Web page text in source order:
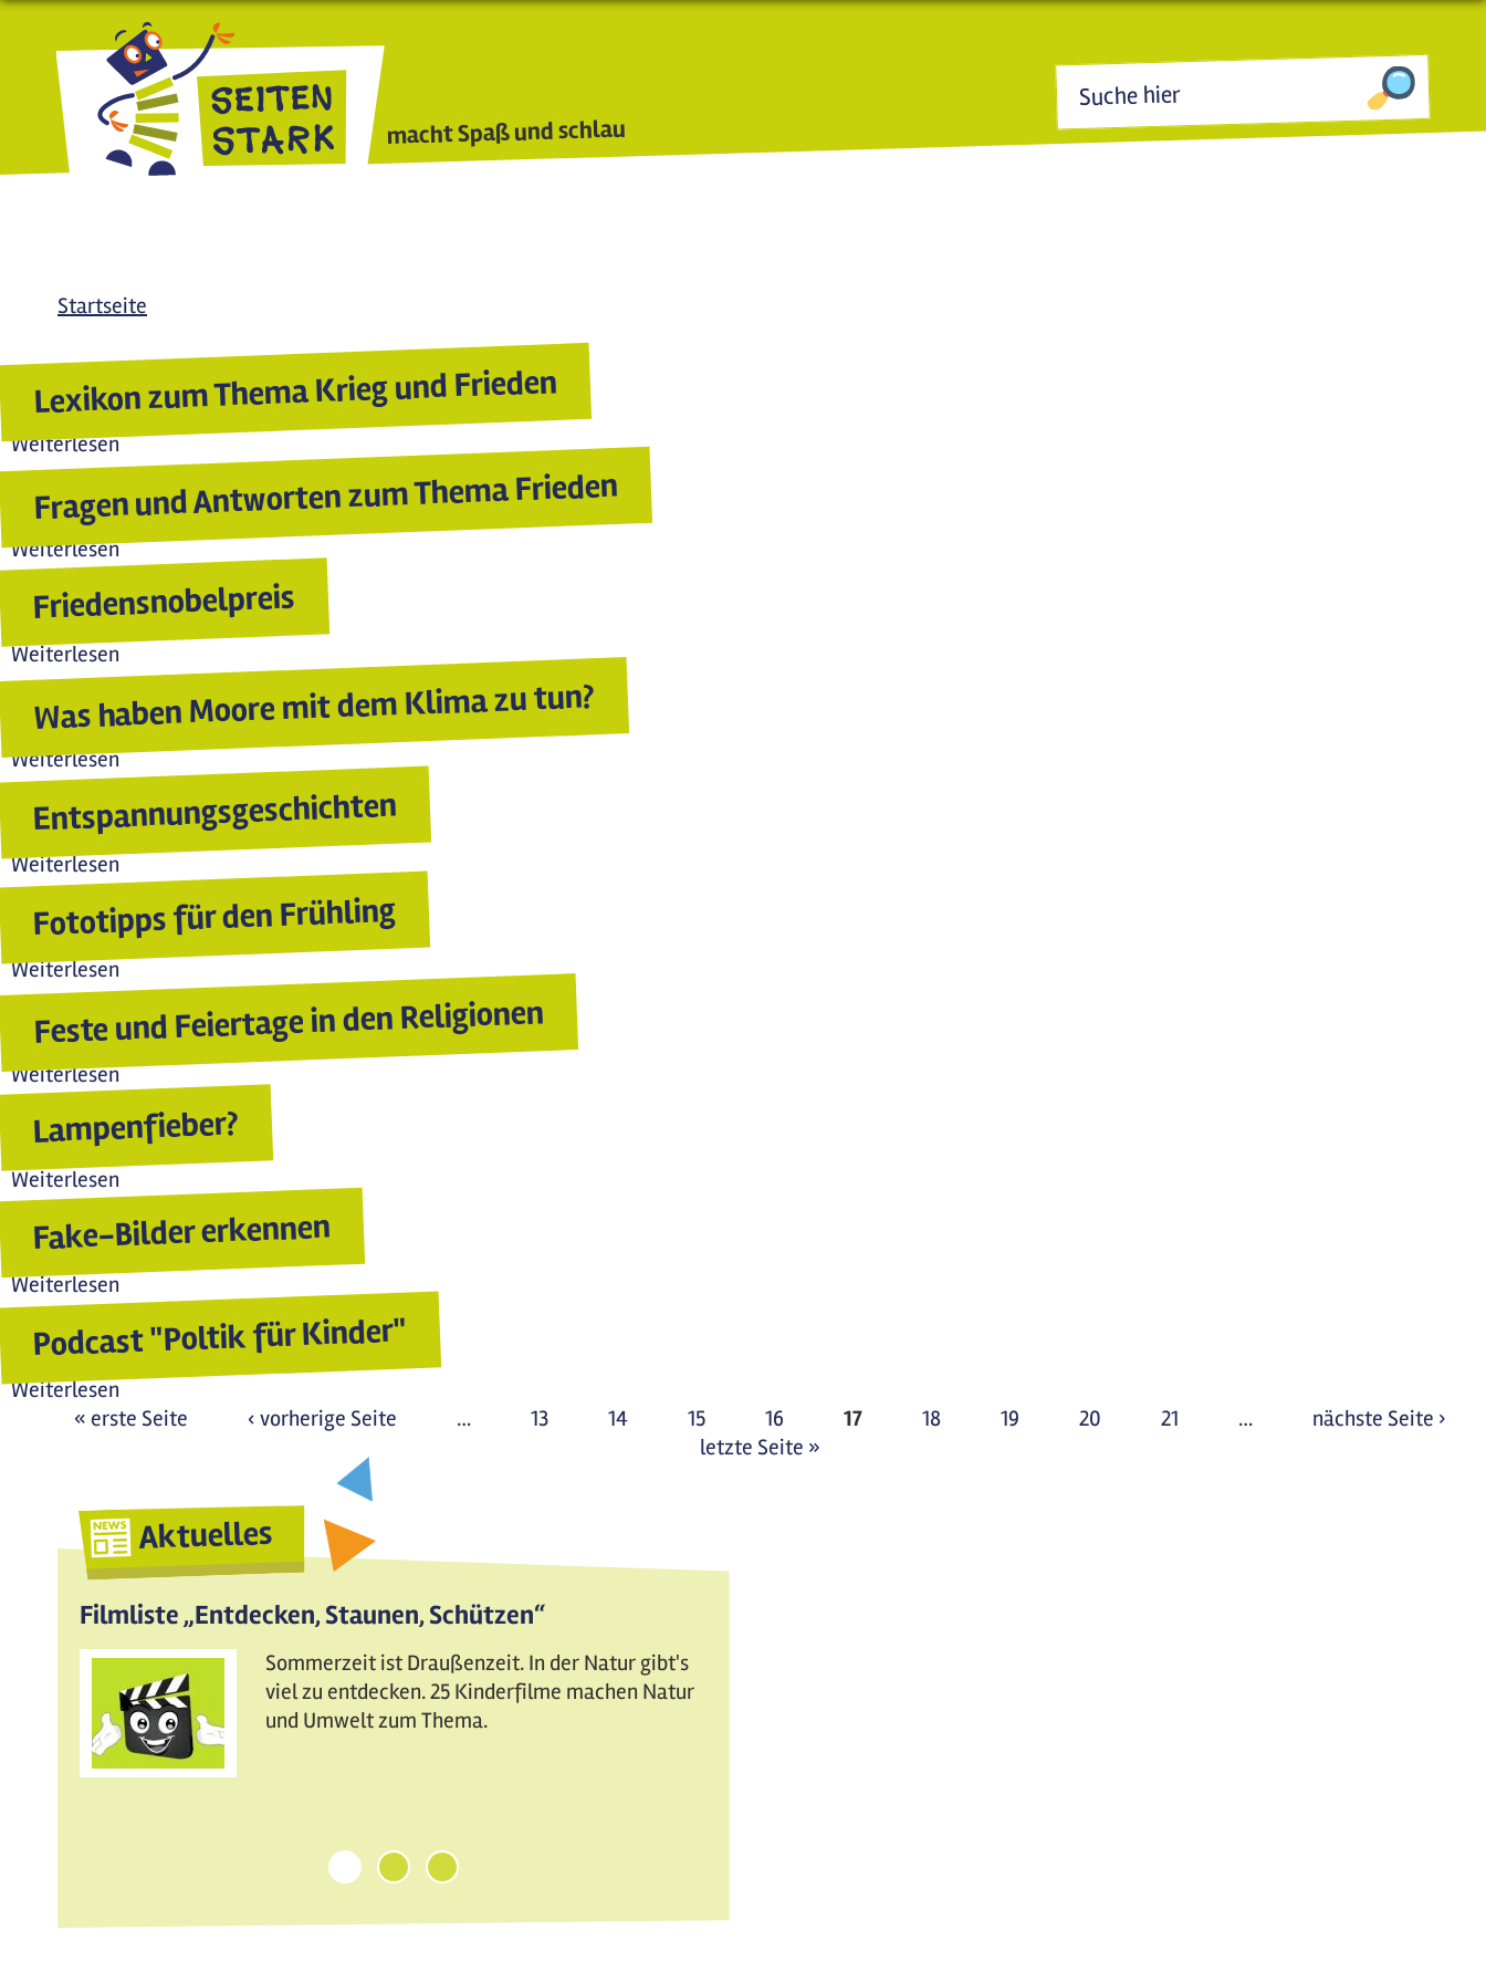
Direkt zum Inhalt
macht Spaß und schlau
Suchformular
Startseite
Lexikon zum Thema Krieg und Frieden
Weiterlesenüber Lexikon zum Thema Krieg und Frieden
Fragen und Antworten zum Thema Frieden
Weiterlesenüber Fragen und Antworten zum Thema Frieden
Friedensnobelpreis
Weiterlesen
Was haben Moore mit dem Klima zu tun?
Weiterlesenüber Was haben Moore mit dem Klima zu tun?
Entspannungsgeschichten
Weiterlesenüber Entspannungsgeschichten
Fototipps für den Frühling
Weiterlesenüber Fototipps für den Frühling
Feste und Feiertage in den Religionen
Weiterlesenüber Feste und Feiertage in den Religionen
Lampenfieber?
Weiterlesen
Fake-Bilder erkennen
Weiterlesen
Podcast "Poltik für Kinder"
Weiterlesenüber Podcast "Poltik für Kinder"
« erste Seite ‹ vorherige Seite … 13 14 15 16 17 18 19 20 21 …
nächste Seite ›
letzte Seite »
Aktuelles
Filmliste „Entdecken, Staunen, Schützen“
Sommerzeit ist Draußenzeit. In der Natur gibt's
viel zu entdecken. 25 Kinderfilme machen Natur
und Umwelt zum Thema.
1 2 3